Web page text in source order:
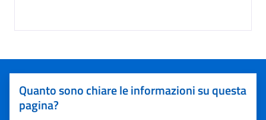
Quanto sono chiare le informazioni su questa
pagina?